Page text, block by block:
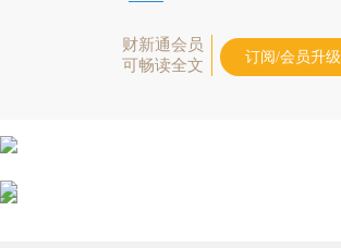
财新通会员
可畅读全文
订阅/会员升级